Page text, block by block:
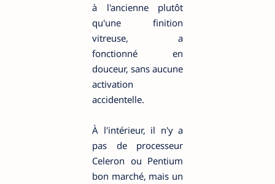
à l'ancienne plutôt
qu'une finition
vitreuse, a
fonctionné en
douceur, sans aucune
activation
accidentelle.
À l'intérieur, il n'y a
pas de processeur
Celeron ou Pentium
bon marché, mais un